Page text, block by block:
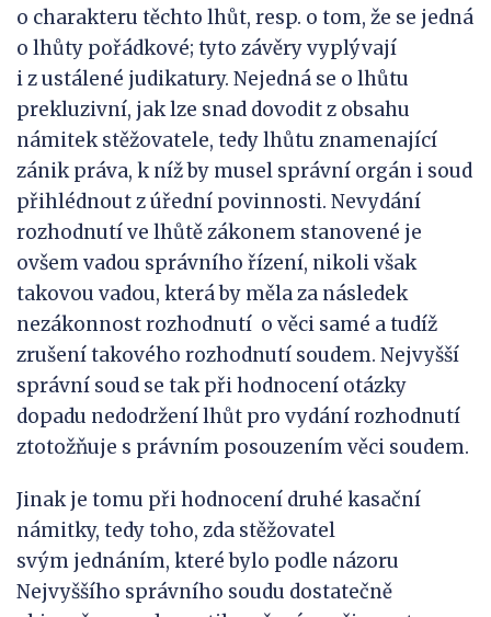
o charakteru těchto lhůt, resp. o tom, že se jedná
o lhůty pořádkové; tyto závěry vyplývají
i z ustálené judikatury. Nejedná se o lhůtu
prekluzivní, jak lze snad dovodit z obsahu
námitek stěžovatele, tedy lhůtu znamenající
zánik práva, k níž by musel správní orgán i soud
přihlédnout z úřední povinnosti. Nevydání
rozhodnutí ve lhůtě zákonem stanovené je
ovšem vadou správního řízení, nikoli však
takovou vadou, která by měla za následek
nezákonnost rozhodnutí o věci samé a tudíž
zrušení takového rozhodnutí soudem. Nejvyšší
správní soud se tak při hodnocení otázky
dopadu nedodržení lhůt pro vydání rozhodnutí
ztotožňuje s právním posouzením věci soudem.
Jinak je tomu při hodnocení druhé kasační
námitky, tedy toho, zda stěžovatel
svým jednáním, které bylo podle názoru
Nejvyššího správního soudu dostatečně